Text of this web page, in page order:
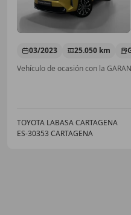
03/2023 25.050 km
Vehículo de ocasión con la
TOYOTA LABASA CARTAGENA
ES-30353 CARTAGENA